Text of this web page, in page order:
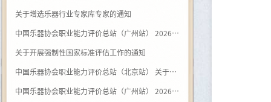
关于增选乐器行业专家库专家的通知
中国乐器协会职业能力评价总站（广州站） 2026年第一批《钢琴及键盘乐器制作工》登记评价通知
关于开展强制性国家标准评估工作的通知
中国乐器协会职业能力评价总站（北京站） 关于开展（黑河学院）钢琴调律师职业等级评价的通知
中国乐器协会职业能力评价总站（广州站） 2026年广西站钢琴调律师等级评价通知